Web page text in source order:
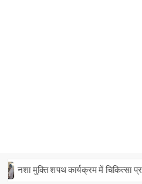
प्रशिक्षणार्थियों ने निभाई हिस्सेदारी